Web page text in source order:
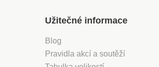
Užitečné informace
Blog
Pravidla akcí a soutěží